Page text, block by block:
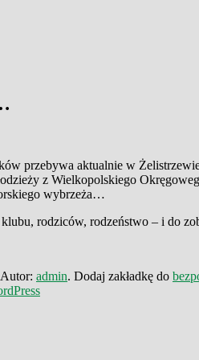
przebywa aktualnie w
z Wielkopolskiego
wybrzeża…
rodziców, rodzeństwo – i do
admin. Dodaj zakładkę do